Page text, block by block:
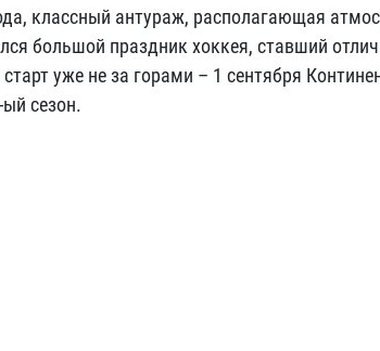
классный антураж, располагающая
большой праздник хоккея, ставший
уже не за горами – 1 сентября
сезон.